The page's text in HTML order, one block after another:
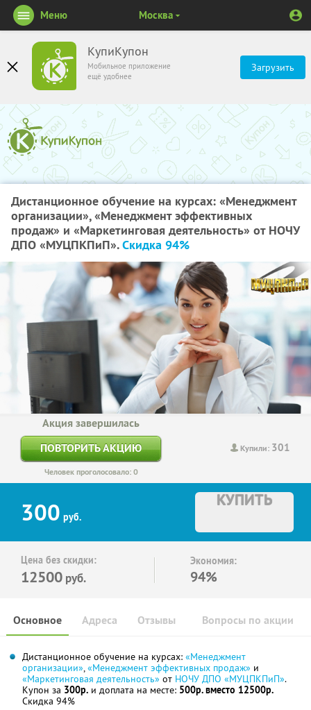
КупиКупон
Мобильное приложение
ещё удобнее
Загрузить
Меню Москва
Дистанционное обучение на курсах: «Менеджмент
организации», «Менеджмент эффективных
продаж» и «Маркетинговая деятельность» от НОЧУ
ДПО «МУЦПКПиП».Скидка 94%
Купили: 301
Акция завершилась
ПОВТОРИТЬ АКЦИЮ
Человек проголосовало: 0
300 руб.
КУПИТЬ
Цена без скидки:
12500 руб.
Экономия:
94%
Основное Отзывы Вопросы по акции
Адреса
Дистанционное обучение на курсах: «Менеджмент
организации»,«Менеджмент эффективных продаж» и
«Маркетинговая деятельность» от НОЧУ ДПО «МУЦПКПиП».
Купон за 300р. и доплата на месте: 500р. вместо 12500р.
Скидка 94%